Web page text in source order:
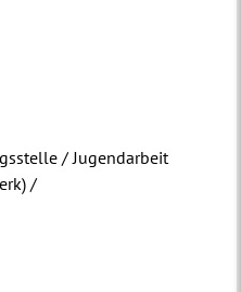
/ Jugendarbeit
/